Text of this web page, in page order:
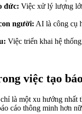
đức: Việc xử lý lượng
người: AI là công cụ
Việc triển khai hệ
việc tạo
là một xu hướng
cáo thông minh hơn